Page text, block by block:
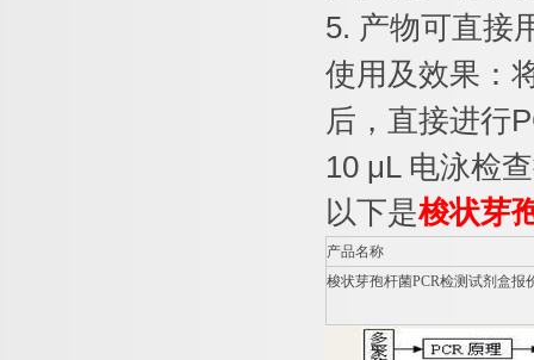
5. 产物可直接
使用及效果：
后，直接进行
10 μL 电泳检
以下是梭状芽
产品名称
梭状芽孢杆菌PCR检测试剂盒报